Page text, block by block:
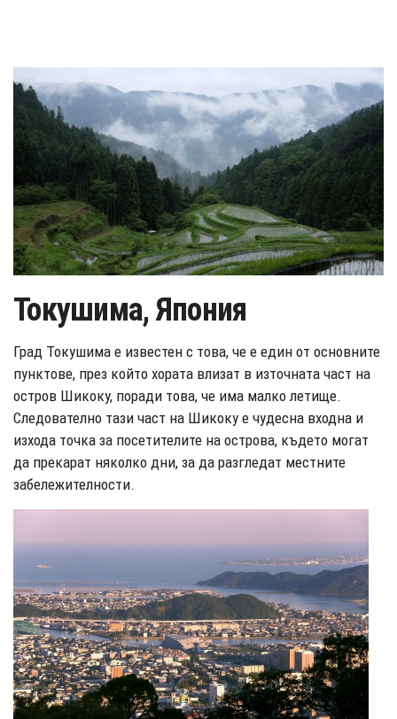
Токушима, Япония
Град Токушима е известен с това, че е един от основните
пунктове, през който хората влизат в източната част на
остров Шикоку, поради това, че има малко летище.
Следователно тази част на Шикоку е чудесна входна и
изхода точка за посетителите на острова, където могат
да прекарат няколко дни, за да разгледат местните
забележителности.